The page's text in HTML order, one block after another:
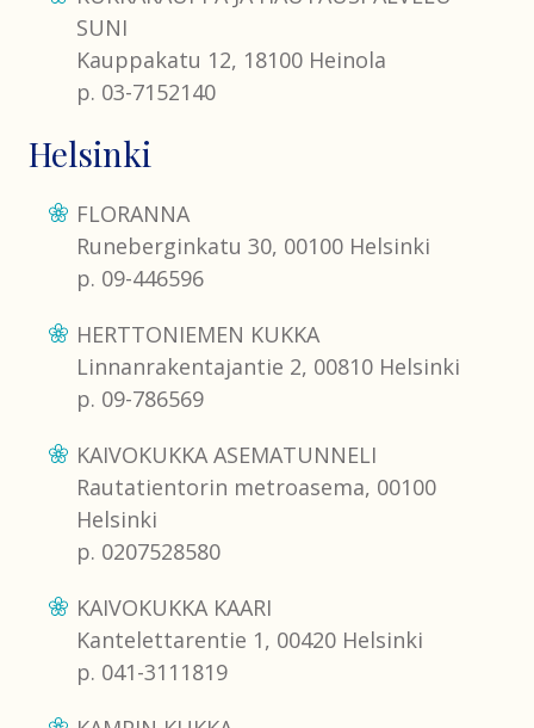
SUNI
Kauppakatu 12, 18100 Heinola
p. 03-7152140
Helsinki
FLORANNA
Runeberginkatu 30, 00100 Helsinki
p. 09-446596
HERTTONIEMEN KUKKA
Linnanrakentajantie 2, 00810 Helsinki
p. 09-786569
KAIVOKUKKA ASEMATUNNELI
Rautatientorin metroasema, 00100
Helsinki
p. 0207528580
KAIVOKUKKA KAARI
Kantelettarentie 1, 00420 Helsinki
p. 041-3111819